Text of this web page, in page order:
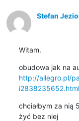
Stefan
Witam.
http://allegro.pl/
i2838235652.html
chciałbym za nią
żyć bez niej